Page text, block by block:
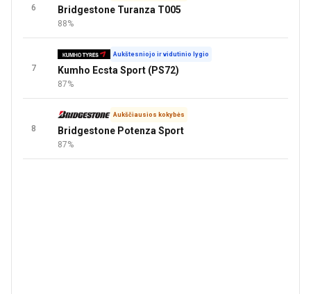
6 Bridgestone Turanza T005
88%
7
Aukštesniojo ir vidutinio lygio
Kumho Ecsta Sport (PS72)
87%
8
Aukščiausios kokybės
Bridgestone Potenza Sport
87%